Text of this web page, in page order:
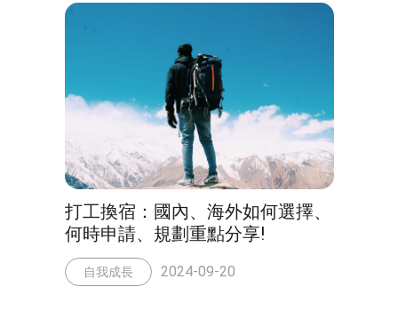
打工換宿：國內、海外如何選擇、
何時申請、規劃重點分享!
自我成長 2024-09-20